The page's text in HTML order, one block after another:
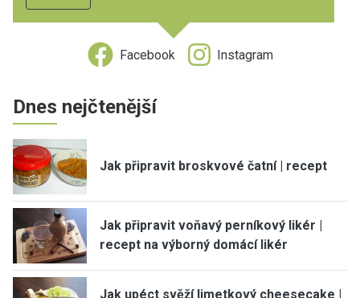
Facebook Instagram
Dnes nejčtenější
Jak připravit broskvové čatní | recept
Jak připravit voňavý perníkový likér |
recept na výborný domácí likér
Jak upéct svěží limetkový cheesecake |